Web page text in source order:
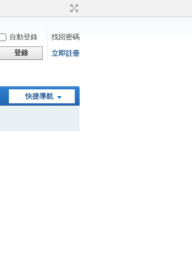
自動登錄
找回密碼
登錄 立即註冊
快捷導航